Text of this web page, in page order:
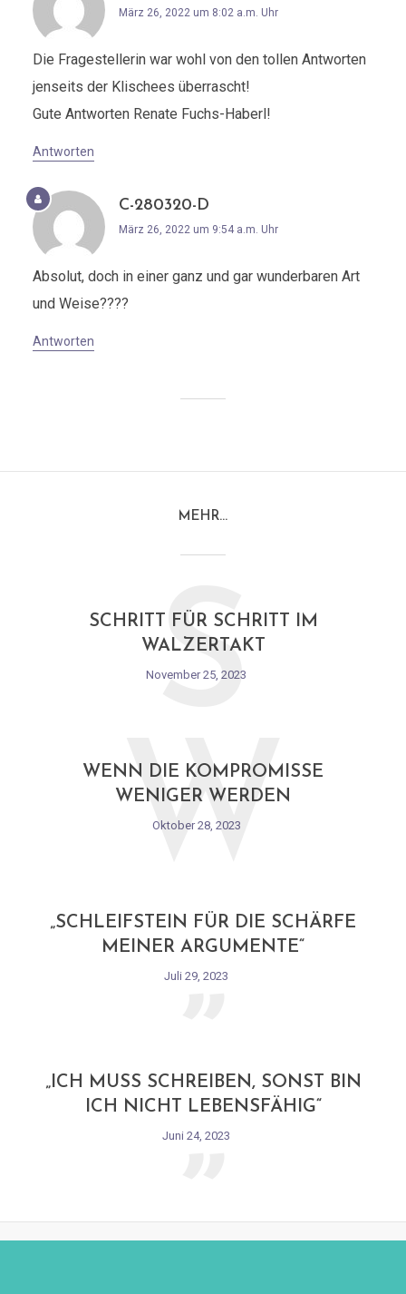
März 26, 2022 um 8:02 a.m. Uhr
Die Fragestellerin war wohl von den tollen Antworten
jenseits der Klischees überrascht!
Gute Antworten Renate Fuchs-Haberl!
Antworten
C-280320-D
März 26, 2022 um 9:54 a.m. Uhr
Absolut, doch in einer ganz und gar wunderbaren Art
und Weise????
Antworten
MEHR…
SCHRITT FÜR SCHRITT IM
WALZERTAKT
November 25, 2023
S
WENN DIE KOMPROMISSE
WENIGER WERDEN
Oktober 28, 2023
W
„SCHLEIFSTEIN FÜR DIE SCHÄRFE
MEINER ARGUMENTE“
Juli 29, 2023
„
„ICH MUSS SCHREIBEN, SONST BIN
ICH NICHT LEBENSFÄHIG“
Juni 24, 2023
„